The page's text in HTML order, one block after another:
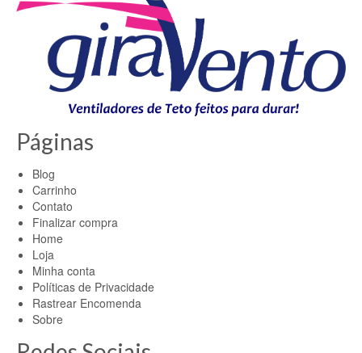
Páginas
Blog
Carrinho
Contato
Finalizar compra
Home
Loja
Minha conta
Políticas de Privacidade
Rastrear Encomenda
Sobre